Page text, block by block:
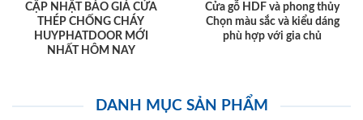
CẬP NHẬT BÁO GIÁ CỬA
THÉP CHỐNG CHÁY
HUYPHATDOOR MỚI
NHẤT HÔM NAY
Cửa gỗ HDF và phong thủy
Chọn màu sắc và kiểu dáng
phù hợp với gia chủ
DANH MỤC SẢN PHẨM